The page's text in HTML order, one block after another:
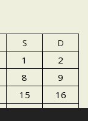
S
D
1
2
8
9
15
16